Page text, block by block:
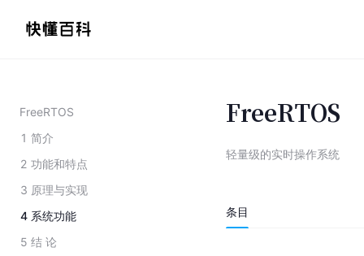
FreeRTOS
1 简介
2 功能和特点
3 原理与实现
4 系统功能
5 结 论
FreeRTOS
轻量级的实时操作系统
条目